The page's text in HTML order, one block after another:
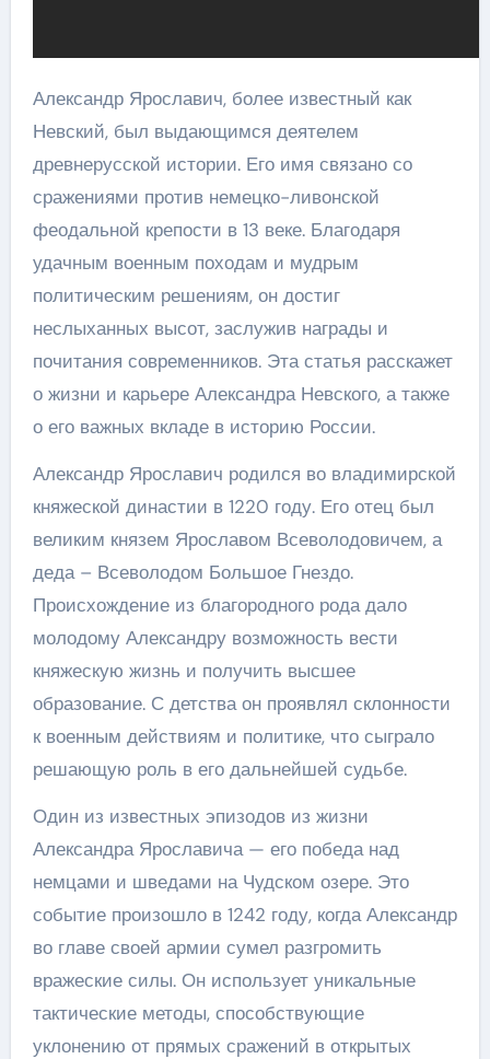
Александр Ярославич, более известный как
Невский, был выдающимся деятелем
древнерусской истории. Его имя связано со
сражениями против немецко-ливонской
феодальной крепости в 13 веке. Благодаря
удачным военным походам и мудрым
политическим решениям, он достиг
неслыханных высот, заслужив награды и
почитания современников. Эта статья расскажет
о жизни и карьере Александра Невского, а также
о его важных вкладе в историю России.
Александр Ярославич родился во владимирской
княжеской династии в 1220 году. Его отец был
великим князем Ярославом Всеволодовичем, а
деда – Всеволодом Большое Гнездо.
Происхождение из благородного рода дало
молодому Александру возможность вести
княжескую жизнь и получить высшее
образование. С детства он проявлял склонности
к военным действиям и политике, что сыграло
решающую роль в его дальнейшей судьбе.
Один из известных эпизодов из жизни
Александра Ярославича — его победа над
немцами и шведами на Чудском озере. Это
событие произошло в 1242 году, когда Александр
во главе своей армии сумел разгромить
вражеские силы. Он использует уникальные
тактические методы, способствующие
уклонению от прямых сражений в открытых